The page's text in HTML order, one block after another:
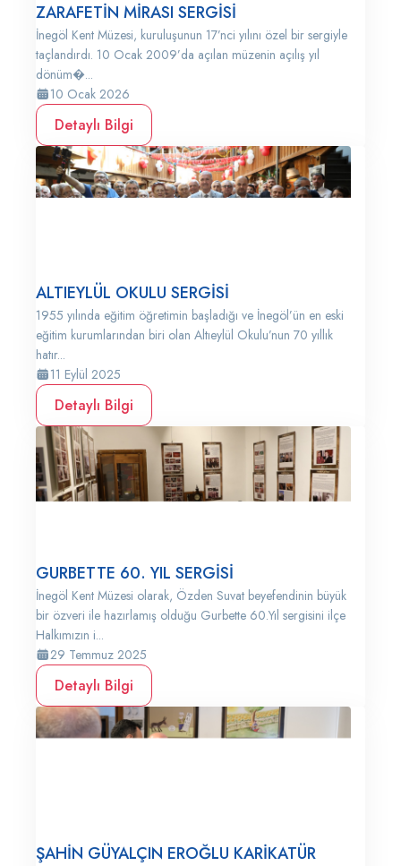
ZARAFETİN MİRASI SERGİSİ
İnegöl Kent Müzesi, kuruluşunun 17’nci yılını özel bir sergiyle
taçlandırdı. 10 Ocak 2009’da açılan müzenin açılış yıl
dönüm�...
10 Ocak 2026
Detaylı Bilgi
ALTIEYLÜL OKULU SERGİSİ
1955 yılında eğitim öğretimin başladığı ve İnegöl’ün en eski
eğitim kurumlarından biri olan Altıeylül Okulu’nun 70 yıllık
hatır...
11 Eylül 2025
Detaylı Bilgi
GURBETTE 60. YIL SERGİSİ
İnegöl Kent Müzesi olarak, Özden Suvat beyefendinin büyük
bir özveri ile hazırlamış olduğu Gurbette 60.Yıl sergisini ilçe
Halkımızın i...
29 Temmuz 2025
Detaylı Bilgi
ŞAHİN GÜYALÇIN EROĞLU KARİKATÜR